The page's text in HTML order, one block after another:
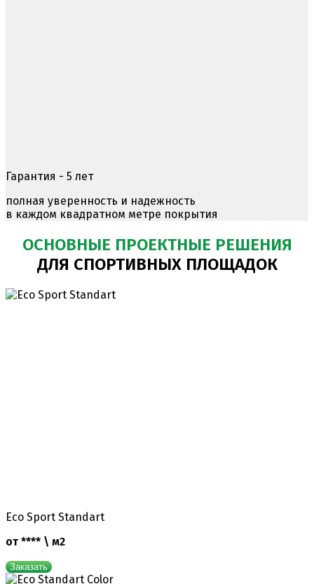
Гарантия - 5 лет
полная уверенность и надежность
в каждом квадратном метре покрытия
ОСНОВНЫЕ ПРОЕКТНЫЕ РЕШЕНИЯ
ДЛЯ СПОРТИВНЫХ ПЛОЩАДОК
Eco Sport Standart
от **** \ м2
Заказать